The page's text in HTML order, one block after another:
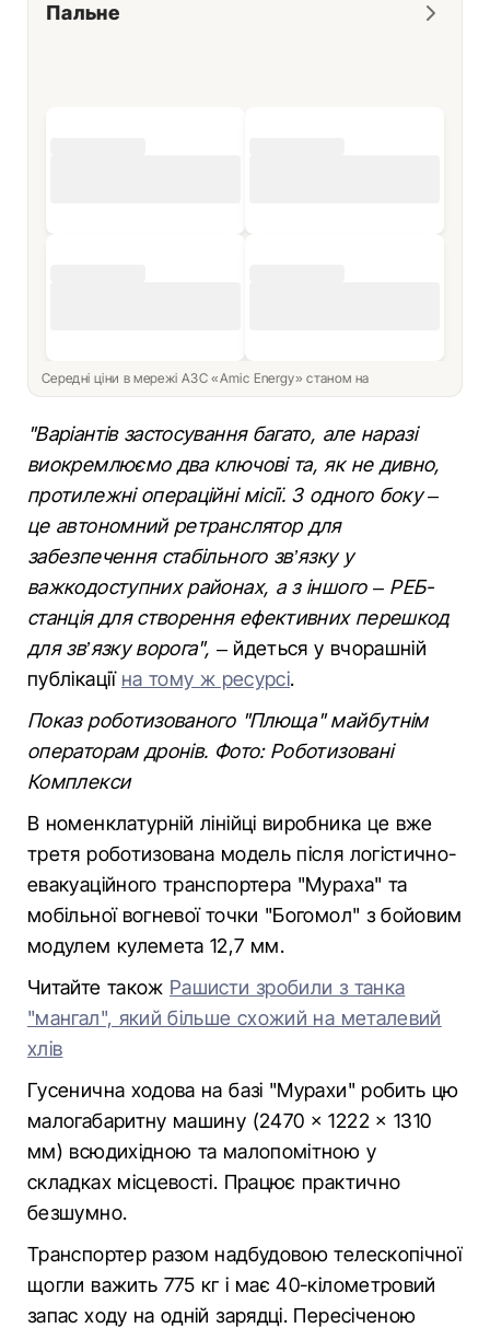
Пальне
Середні ціни в мережі АЗС «Amic Energy» станом на
"Варіантів застосування багато, але наразі
виокремлюємо два ключові та, як не дивно,
протилежні операційні місії. З одного боку –
це автономний ретранслятор для
забезпечення стабільного зв’язку у
важкодоступних районах, а з іншого – РЕБ-
станція для створення ефективних перешкод
для зв’язку ворога", – йдеться у вчорашній
публікації на тому ж ресурсі.
Показ роботизованого "Плюща" майбутнім
операторам дронів. Фото: Роботизовані
Комплекси
В номенклатурній лінійці виробника це вже
третя роботизована модель після логістично-
евакуаційного транспортера "Мураха" та
мобільної вогневої точки "Богомол" з бойовим
модулем кулемета 12,7 мм.
Читайте також Рашисти зробили з танка
"мангал", який більше схожий на металевий
хлів
Гусенична ходова на базі "Мурахи" робить цю
малогабаритну машину (2470 × 1222 × 1310
мм) всюдихідною та малопомітною у
складках місцевості. Працює практично
безшумно.
Транспортер разом надбудовою телескопічної
щогли важить 775 кг і має 40-кілометровий
запас ходу на одній зарядці. Пересіченою